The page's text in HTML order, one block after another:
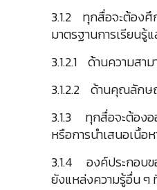
3.1.2 ทุกสื่อจะต้องศึ
มาตรฐานการเรียน
3.1.2.1 ด้านความสา
3.1.2.2 ด้านคุณลักษ
3.1.3 ทุกสื่อจะต้อง
หรือการนำเสนอเนื้อ
3.1.4 องค์ประกอบข
ยังแหล่งความรู้อื่น ๆ